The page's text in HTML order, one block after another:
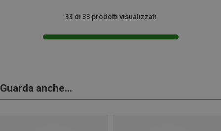
33 di 33 prodotti visualizzati
Guarda anche...